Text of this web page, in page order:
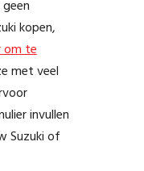
kopen,
te
met veel
invullen
Suzuki of